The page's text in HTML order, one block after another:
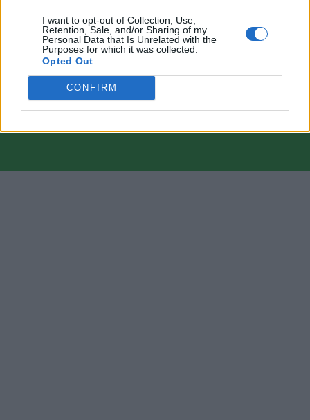
I want to opt-out of Collection, Use,
Retention, Sale, and/or Sharing of my
Personal Data that Is Unrelated with the
Purposes for which it was collected.
Opted Out
CONFIRM
Il materiale (testo, foto e video) consultabile in questo portale è di nostra proprietà.
Alcune foto (screenshot) ed articoli presenti su "Calciomercato Magazine" sono in parte
giunti da internet, in quanto arrivati alla nostra attenzione attraverso regolari
comunicati stampa con immagini e testi allegati ed autorizzati alla pubblicazione, e
quindi valutati di pubblico dominio. Se i soggetti o gli autori avessero qualcosa in
contrario alla pubblicazione, non avranno che da segnalarlo alla redazione (indirizzo
"Calciomercato Magazine" non è una testata giornalistica, ma un sito di informazione di
proprietà di Napoli Magazine.